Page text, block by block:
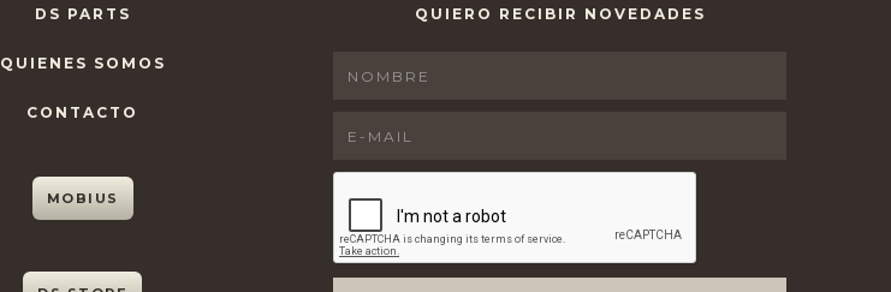
DS PARTS
QUIENES SOMOS
CONTACTO
MOBIUS
QUIERO RECIBIR NOVEDADES